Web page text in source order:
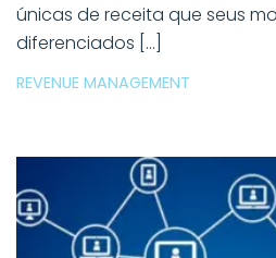
únicas de receita que seus
diferenciados […]
REVENUE MANAGEMENT